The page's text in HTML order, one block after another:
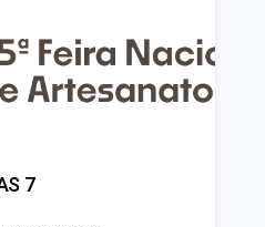
7